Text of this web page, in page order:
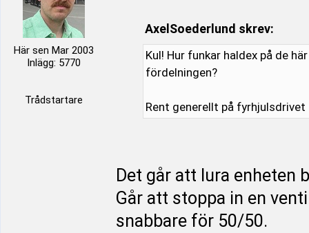
Här sen Mar 2003
Inlägg: 5770
Trådstartare
AxelSoederlund skrev:
Kul! Hur funkar haldex på de
fördelningen?
Rent generellt på
Det går att lura enheten
Går att stoppa in en
snabbare för 50/50.